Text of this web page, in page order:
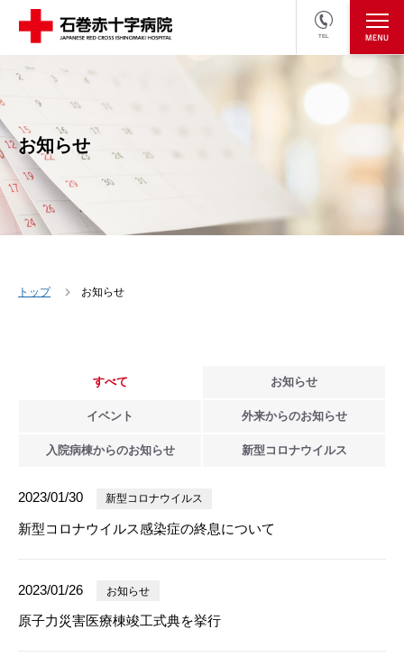
TEL
医療関係者の方
お知らせ
トップ お知らせ
すべて お知らせ
イベント 外来からのお知らせ
入院病棟からのお知らせ 新型 コロナウイルス
2023/01/30 新型コロナウイルス
新型コロナウイルス感染症の終息について
2023/01/26 お知らせ
原子力災害医療棟竣工式典を挙行